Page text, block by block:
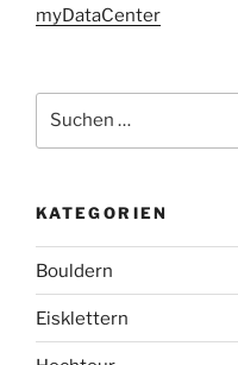
myDataCenter
nach:
KATEGORIEN
Bouldern
Eisklettern